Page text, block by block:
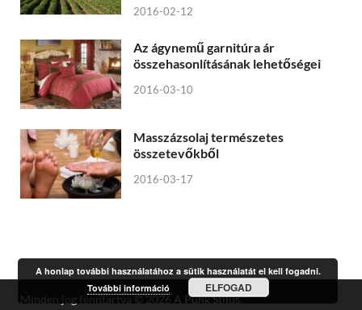
2016-02-12
Az ágynemű garnitúra ár
összehasonlításának lehetőségei
2016-03-10
Masszázsolaj természetes
összetevőkből
2016-03-17
Minden jog fenntartva © 2026 A Punk Stílus.
A honlap további használatához a sütik használatát el kell fogadni.
További információ
ELFOGAD